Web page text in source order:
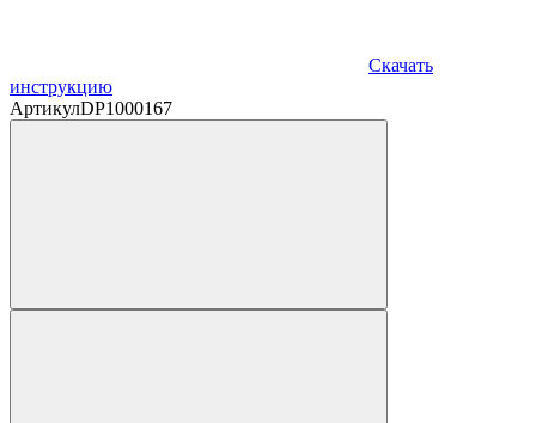
Скачать
инструкцию
АртикулDP1000167